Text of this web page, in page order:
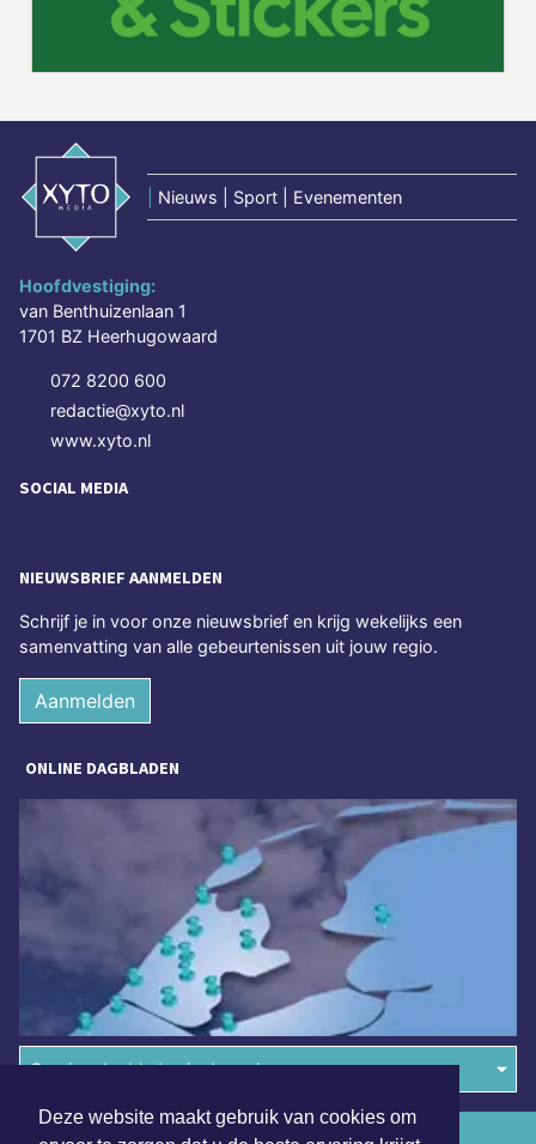
Deze website maakt gebruik van cookies om
Nieuws | Sport | Evenementen
Hoofdvestiging:
van Benthuizenlaan 1
1701 BZ Heerhugowaard
072 8200 600
redactie@xyto.nl
www.xyto.nl
SOCIAL MEDIA
NIEUWSBRIEF AANMELDEN
Schrijf je in voor onze nieuwsbrief en krijg wekelijks een
samenvatting van alle gebeurtenissen uit jouw regio.
Aanmelden
ONLINE DAGBLADEN
Overige dagbladen in de regio